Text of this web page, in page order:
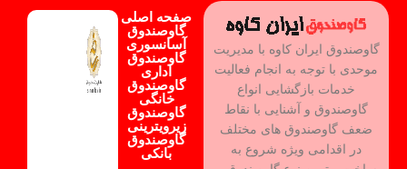
گاوصندوق ایران کاوه با مدیریت
موحدی با توجه به انجام فعالیت
خدمات بازگشایی انواع
گاوصندوق و آشنایی با نقاط
ضعف گاوصندوق های مختلف
در اقدامی ویژه شروع به
صفحه اصلی
گاوصندوق
آسانسوری
گاوصندوق
اداری
گاوصندوق
خانگی
گاوصندوق
زیرویترینی
گاوصندوق
بانکی